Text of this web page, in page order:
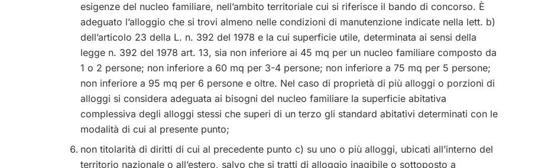
esigenze del nucleo familiare, nell’ambito territoriale cui si riferisce il bando di concorso. È
adeguato l’alloggio che si trovi almeno nelle condizioni di manutenzione indicate nella lett. b)
dell’articolo 23 della L. n. 392 del 1978 e la cui superficie utile, determinata ai sensi della
legge n. 392 del 1978 art. 13, sia non inferiore ai 45 mq per un nucleo familiare composto da
1 o 2 persone; non inferiore a 60 mq per 3-4 persone; non inferiore a 75 mq per 5 persone;
non inferiore a 95 mq per 6 persone e oltre. Nel caso di proprietà di più alloggi o porzioni di
alloggi si considera adeguata ai bisogni del nucleo familiare la superficie abitativa
complessiva degli alloggi stessi che superi di un terzo gli standard abitativi determinati con le
modalità di cui al presente punto;
non titolarità di diritti di cui al precedente punto c) su uno o più alloggi, ubicati all’interno del
territorio nazionale o all’estero, salvo che si tratti di alloggio inagibile o sottoposto a